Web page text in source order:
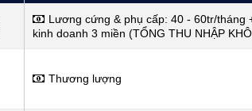
Lương cứng & phụ cấp: 40 - 60tr/tháng
kinh doanh 3 miền (TỔNG THU NHẬP
Thương lượng